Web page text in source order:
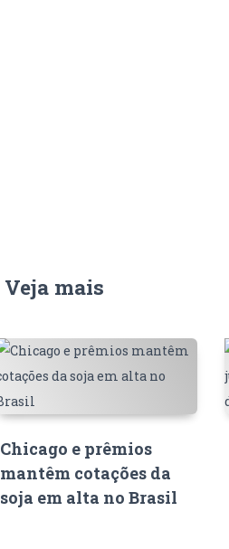
Veja mais
Chicago e prêmios
mantêm cotações da
soja em alta no Brasil